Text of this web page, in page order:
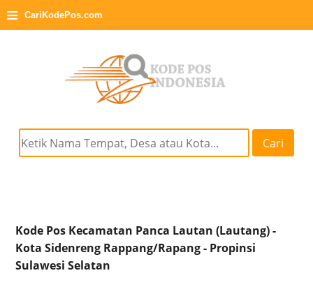
≡ CariKodePos.com
Cari
Kode Pos Kecamatan Panca Lautan (Lautang) -
Kota Sidenreng Rappang/Rapang - Propinsi
Sulawesi Selatan